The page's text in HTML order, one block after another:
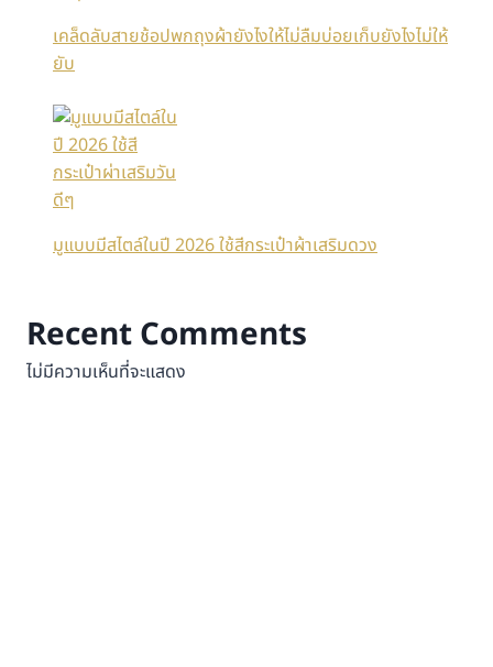
เคล็ดลับสายช้อปพกถุงผ้ายังไงให้ไม่ลืมบ่อยเก็บยังไงไม่ให้
ยับ
มูแบบมีสไตล์ในปี 2026 ใช้สีกระเป๋าผ้าเสริมดวง
Recent Comments
ไม่มีความเห็นที่จะแสดง